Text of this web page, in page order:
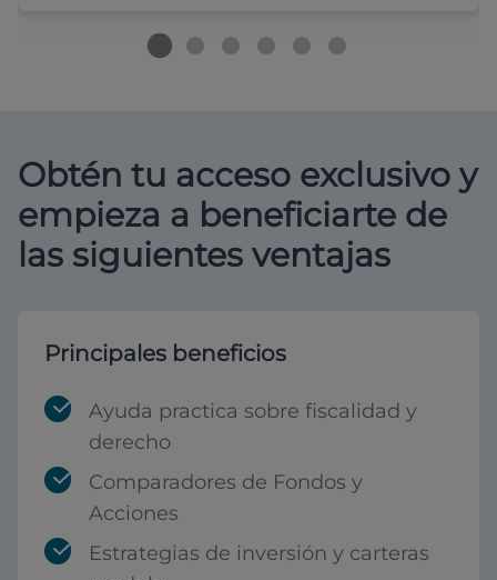
Obtén tu acceso exclusivo y
empieza a beneficiarte de
las siguientes ventajas
Principales beneficios
Ayuda practica sobre fiscalidad y
derecho
Comparadores de Fondos y
Acciones
Estrategias de inversión y carteras